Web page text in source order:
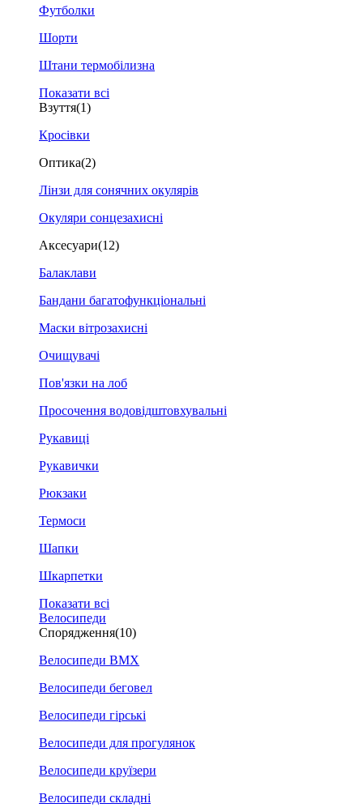
Футболки
Шорти
Штани термобілизна
Показати всі
Взуття(1)
Кросівки
Оптика(2)
Лінзи для сонячних окулярів
Окуляри сонцезахисні
Аксесуари(12)
Балаклави
Бандани багатофункціональні
Маски вітрозахисні
Очищувачі
Пов'язки на лоб
Просочення водовідштовхувальні
Рукавиці
Рукавички
Рюкзаки
Термоси
Шапки
Шкарпетки
Показати всі
Велосипеди
Спорядження(10)
Велосипеди BMX
Велосипеди беговел
Велосипеди гірські
Велосипеди для прогулянок
Велосипеди круїзери
Велосипеди складні